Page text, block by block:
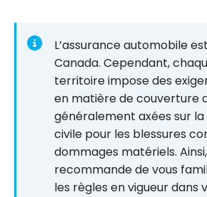
L’assurance automobile
Canada. Cependant,
territoire impose des
en matière de couverture
généralement axées sur
civile pour les blessures
dommages matériels.
recommande de vous
les règles en vigueur dans